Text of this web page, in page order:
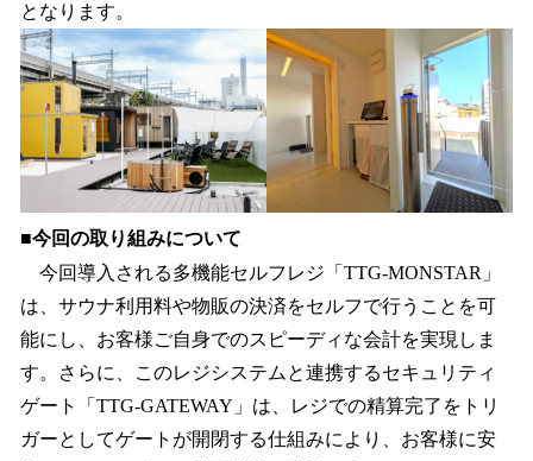
となります。
■今回の取り組みについて
今回導入される多機能セルフレジ「TTG-MONSTAR」
は、サウナ利用料や物販の決済をセルフで行うことを可
能にし、お客様ご自身でのスピーディな会計を実現しま
す。さらに、このレジシステムと連携するセキュリティ
ゲート「TTG-GATEWAY」は、レジでの精算完了をトリ
ガーとしてゲートが開閉する仕組みにより、お客様に安